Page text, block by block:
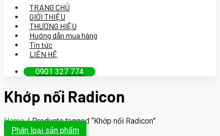
TRANG CHỦ
GIỚI THIỆU
THƯƠNG HIỆU
Hướng dẫn mua hàng
Tin tức
LIÊN HỆ
0901 327 774
Khớp nối Radicon
Home /Products tagged “Khớp nối Radicon”
Phân loại sản phẩm